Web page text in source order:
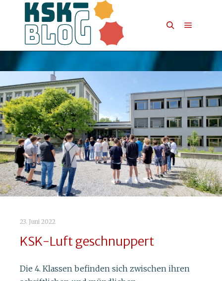
23. Juni 2022
KSK-Luft geschnuppert
Die 4. Klassen befinden sich zwischen ihren
3. November 2021
Mathematik im Rausch der